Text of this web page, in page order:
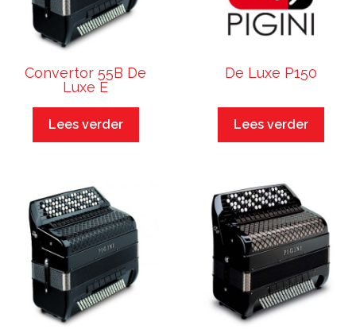
Convertor 55B De
Luxe E
Lees verder
De Luxe P150
Lees verder